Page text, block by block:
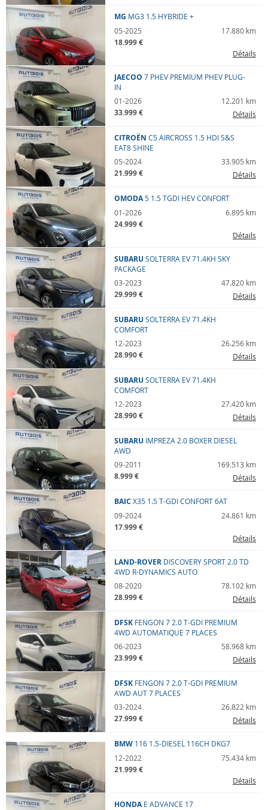
MG MG3 1.5 HYBRIDE +
05-2025
17.880 km
18.999 €
Détails
JAECOO 7 PHEV PREMIUM PHEV PLUG-
IN
01-2026
12.201 km
33.999 € Détails
CITROËN C5 AIRCROSS 1.5 HDI S&S
EAT8 SHINE
05-2024
33.905 km
21.999 € Détails
OMODA5 1.5 TGDI HEV CONFORT
01-2026
6.895 km
24.999 €
Détails
SUBARU SOLTERRA EV 71.4KH SKY
PACKAGE
03-2023
47.820 km
29.999 € Détails
SUBARU SOLTERRA EV 71.4KH
COMFORT
12-2023
26.256 km
28.990 € Détails
SUBARU SOLTERRA EV 71.4KH
COMFORT
12-2023
27.420 km
28.990 € Détails
SUBARU IMPREZA 2.0 BOXER DIESEL
AWD
09-2011
169.513 km
8.999 € Détails
BAIC X35 1.5 T-GDI CONFORT 6AT
09-2024
24.861 km
17.999 €
Détails
LAND-ROVER DISCOVERY SPORT 2.0 TD
4WD R-DYNAMICS AUTO
08-2020
78.102 km
28.999 € Détails
DFSK FENGON 7 2.0 T-GDI PREMIUM
4WD AUTOMATIQUE 7 PLACES
06-2023
58.968 km
23.999 € Détails
DFSK FENGON 7 2.0 T-GDI PREMIUM
AWD AUT 7 PLACES
03-2024
26.822 km
27.999 € Détails
BMW 116 1.5-DIESEL 116CH DKG7
12-2022
75.434 km
21.999 €
Détails
HONDA E ADVANCE 17